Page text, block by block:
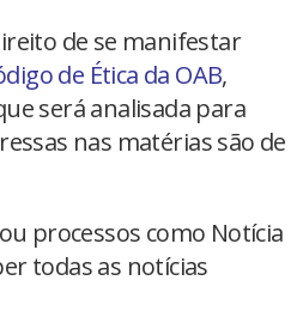
de se manifestar
de Ética da OAB,
será analisada para
nas matérias são de
processos como Notícia
todas as notícias